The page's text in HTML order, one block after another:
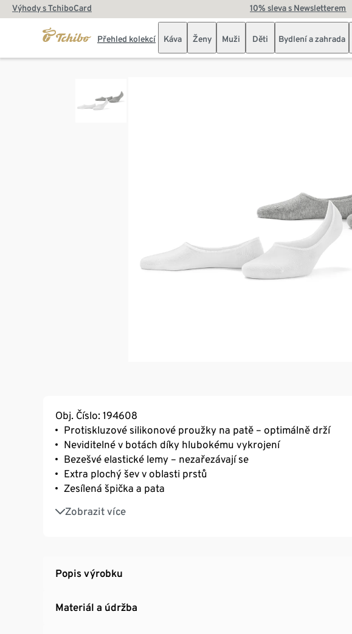
Výhody s TchiboCard 10% sleva s Newsletterem
Přehled kolekcí Káva Ženy Muži Děti Bydlení a zahrada
Obj. Číslo: 194608
Protiskluzové silikonové proužky na patě – optimálně drží
Neviditelné v botách díky hlubokému vykrojení
Bezešvé elastické lemy – nezařezávají se
Extra plochý šev v oblasti prstů
Zesílená špička a pata
Zobrazit více
Měkký materiál s bavlnou
S elastanem: dobře drží tvar, perfektně sedí a výborně se nosí
Popis výrobku
Materiál a údržba